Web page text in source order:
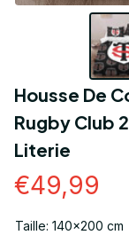
Housse De
Rugby Club
Literie
€49,99
Taille: 140x200 cm